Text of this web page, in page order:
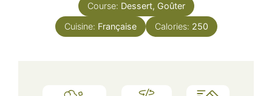
Course: Dessert, Goûter
Cuisine: Française Calories: 250